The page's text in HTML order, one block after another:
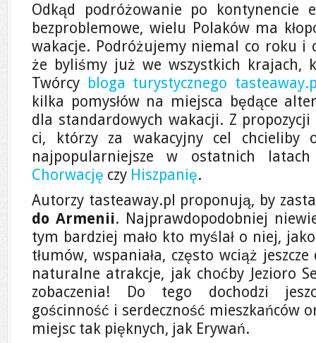
Odkąd podróżowanie po kontynencie
bezproblemowe, wielu Polaków ma
wakacje. Podróżujemy niemal co roku i
że byliśmy już we wszystkich krajach,
Twórcy bloga turystycznego
kilka pomysłów na miejsca będące
dla standardowych wakacji. Z propozycji
ci, którzy za wakacyjny cel chcieliby
najpopularniejsze w ostatnich
Chorwację czy Hiszpanię.
Autorzy tasteaway.pl proponują, by
do Armenii. Najprawdopodobniej
tym bardziej mało kto myślał o niej,
tłumów, wspaniała, często wciąż
naturalne atrakcje, jak choćby Jezioro
zobaczenia! Do tego dochodzi
gościnność i serdeczność mieszkańców
miejsc tak pięknych, jak Erywań.